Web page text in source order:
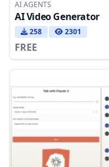
AI AGENTS
AI Video Generator
258 2301
FREE